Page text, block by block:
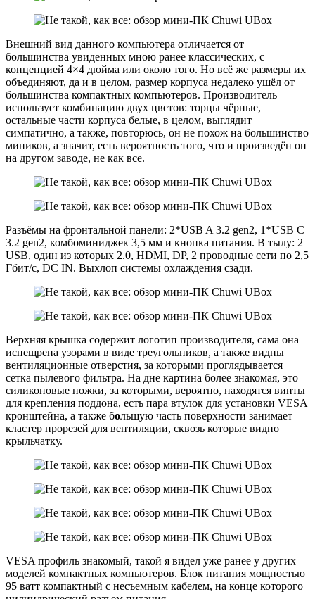
Внешний вид данного компьютера отличается от
большинства увиденных мною ранее классических, с
концепцией 4×4 дюйма или около того. Но всё же размеры их
объединяют, да и в целом, размер корпуса недалеко ушёл от
большинства компактных компьютеров. Производитель
использует комбинацию двух цветов: торцы чёрные,
остальные части корпуса белые, в целом, выглядит
симпатично, а также, повторюсь, он не похож на большинство
миников, а значит, есть вероятность того, что и произведён он
на другом заводе, не как все.
Разъёмы на фронтальной панели: 2*USB A 3.2 gen2, 1*USB C
3.2 gen2, комбоминиджек 3,5 мм и кнопка питания. В тылу: 2
USB, один из которых 2.0, HDMI, DP, 2 проводные сети по 2,5
Гбит/с, DC IN. Выхлоп системы охлаждения сзади.
Верхняя крышка содержит логотип производителя, сама она
испещрена узорами в виде треугольников, а также видны
вентиляционные отверстия, за которыми проглядывается
сетка пылевого фильтра. На дне картина более знакомая, это
силиконовые ножки, за которыми, вероятно, находятся винты
для крепления поддона, есть пара втулок для установки VESA
кронштейна, а также большую часть поверхности занимает
кластер прорезей для вентиляции, сквозь которые видно
крыльчатку.
VESA профиль знакомый, такой я видел уже ранее у других
моделей компактных компьютеров. Блок питания мощностью
95 ватт компактный с несъемным кабелем, на конце которого